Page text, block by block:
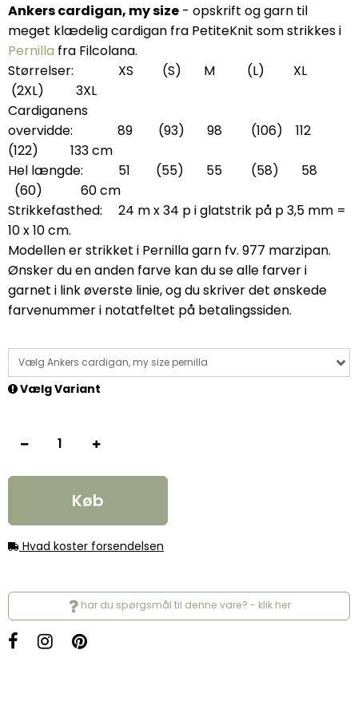
Ankers cardigan, my size - opskrift og garn til
meget klædelig cardigan fra PetiteKnit som strikkes i
Pernilla fra Filcolana.
Størrelser: XS (S) M (L) XL
(2XL) 3XL
Cardiganens
overvidde: 89 (93) 98 (106) 112
(122) 133 cm
Hel længde: 51 (55) 55 (58) 58
(60) 60 cm
Strikkefasthed: 24 m x 34 p i glatstrik på p 3,5 mm =
10 x 10 cm.
Modellen er strikket i Pernilla garn fv. 977 marzipan.
Ønsker du en anden farve kan du se alle farver i
garnet i link øverste linie, og du skriver det ønskede
farvenummer i notatfeltet på betalingssiden.
Vælg Ankers cardigan, my size pernilla
Vælg Variant
Køb
Hvad koster forsendelsen
har du spørgsmål til denne vare? - klik her